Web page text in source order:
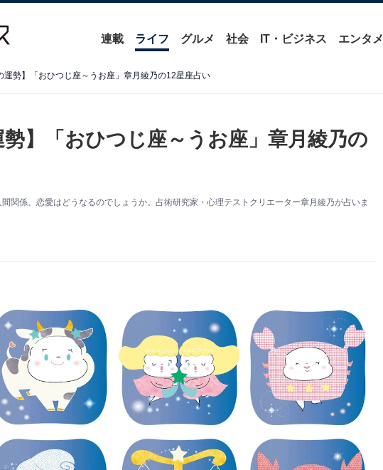
連載 ライフ グルメ 社会 IT・ビジネス エンタメ
運勢】「おひつじ座～うお座」章月綾乃の12星座占い
勢】「おひつじ座～うお座」章月綾乃の
関係、恋愛はどうなるのでしょうか。占術研究家・心理テストクリエーター章月綾乃が占いま